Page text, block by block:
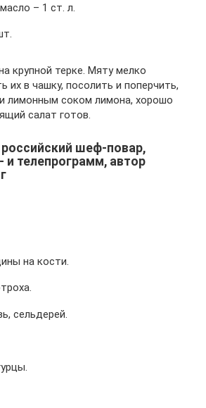
– 1 ст. л.
крупной терке. Мяту мелко
их в чашку, посолить и поперчить,
лимонным соком лимона, хорошо
салат готов.
шеф-повар,
телепрограмм, автор
на кости.
сельдерей.